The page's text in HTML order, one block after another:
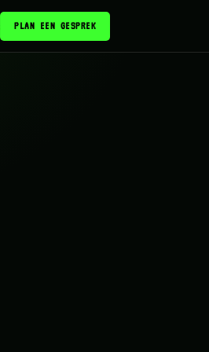
PLAN EEN GESPREK